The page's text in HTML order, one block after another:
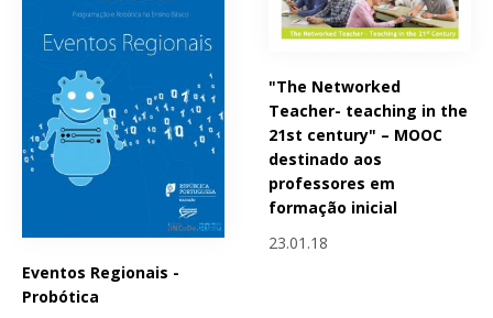
Eventos Regionais -
Probótica
"The Networked
Teacher- teaching in the
21st century" – MOOC
destinado aos
professores em
formação inicial
23.01.18